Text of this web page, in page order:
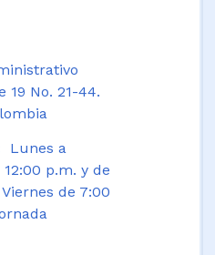
19 No. 21-44.
Lunes a
p.m. y de
de 7:00